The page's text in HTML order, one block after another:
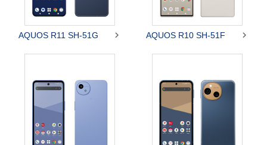
AQUOS R11 SH-51G  AQUOS R10 SH-51F 